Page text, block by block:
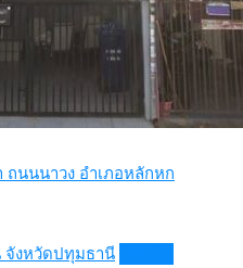
นนนาวง อำเภอหลักหก
จังหวัดปทุมธานี